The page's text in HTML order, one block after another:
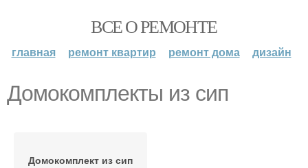
ВСЕ О РЕМОНТЕ
главная ремонт квартир ремонт дома дизайн
Домокомплекты из сип
Домокомплект из сип